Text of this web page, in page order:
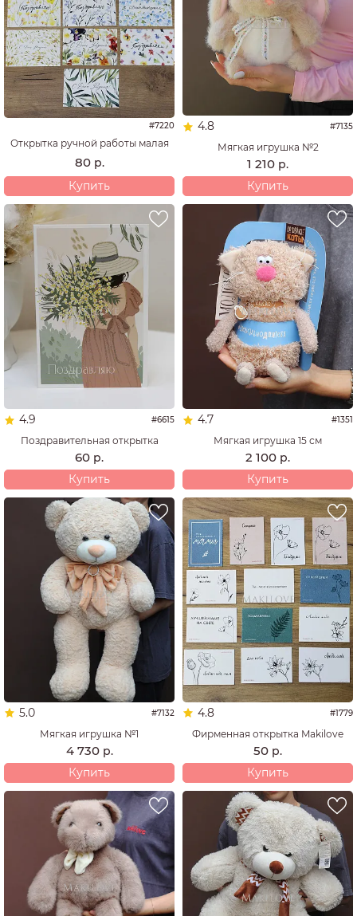
#7220
Открытка ручной работы малая
80 р.
Купить
4.8 #7135
Мягкая игрушка №2
1 210 р.
Купить
4.9 #6615
Поздравительная открытка
60 р.
Купить
4.7 #1351
Мягкая игрушка 15 см
2 100 р.
Купить
5.0 #7132
Мягкая игрушка №1
4 730 р.
Купить
4.8 #1779
Фирменная открытка Makilove
50 р.
Купить